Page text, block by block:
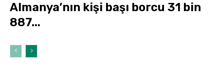
Almanya’nın kişi başı borcu 31 bin
887...